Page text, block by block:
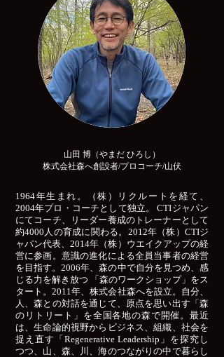
山田 博（やまだ ひろし）
株式会社森へ創設者/プロコーチ/山伏
1964年生まれ。（株）リクルートを経て、
2004年プロ・コーチとして独立。 CTIジャパン
にてコーチ、リーダー養成のトレーナーとして
約4000人の育成に関わる。2012年（株）CTIジ
ャパン代表、2014年（株）ウエイクアップの経
営に参画。意識の進化による全員当事者の経営
を目指す。2006年、森の中で自分を見つめ、感
じる力を解き放つ 「森のワークショップ」をス
タート。2011年、株式会社森へを設立。自分、
人、森との対話を通じて、原点を思い出す「森
のリトリート」を全国各地の森で開催。最近
は、生命論的視野からビジネス、組織、社会を
捉え直す「Regenerative Leadership」を探究し
つつ、山、森、川、海のつながりの中で暮らし